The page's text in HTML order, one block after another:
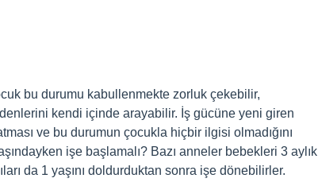
bu durumu kabullenmekte zorluk çekebilir,
kendi içinde arayabilir. İş gücüne yeni giren
ve bu durumun çocukla hiçbir ilgisi olmadığını
işe başlamalı? Bazı anneler bebekleri 3 aylık
da 1 yaşını doldurduktan sonra işe dönebilirler.